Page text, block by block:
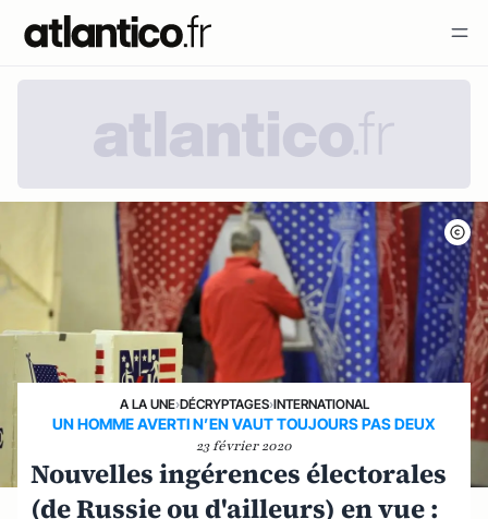
A LA UNE›DÉCRYPTAGES›INTERNATIONAL
UN HOMME AVERTI N’EN VAUT TOUJOURS PAS DEUX
23 février 2020
Nouvelles ingérences électorales
(de Russie ou d'ailleurs) en vue :